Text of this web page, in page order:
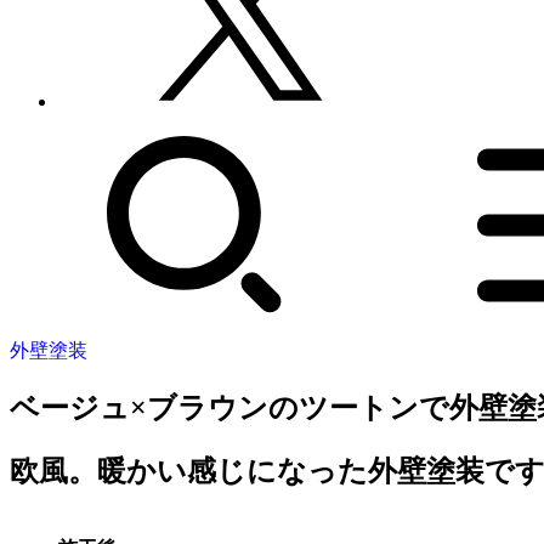
外壁塗装
ベージュ×ブラウンのツートンで外壁塗
欧風。暖かい感じになった外壁塗装です